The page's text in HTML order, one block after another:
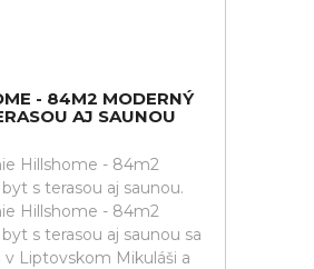
- 84M2 MODERNÝ
AJ SAUNOU
Hillshome - 84m2
s terasou aj saunou.
Hillshome - 84m2
s terasou aj saunou sa
v Liptovskom Mikuláši a